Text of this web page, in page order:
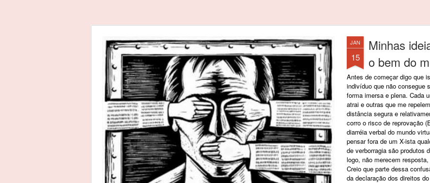
JAN
15
Minhas
o bem do
Antes de começar digo que
indivíduo que não consegue
forma imersa e plena. Cada
atrai e outras que me
distância segura e
corro o risco de reprovação
diarréia verbal do mundo
pensar fora de um X-ista
de verborragia são produtos
logo, não merecem
Creio que parte dessa
da declaração dos direitos